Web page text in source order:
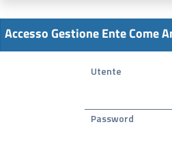
Accesso Gestione Ente Come
Utente
Password